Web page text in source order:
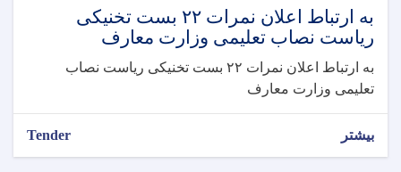
به ارتباط اعلان نمرات ۲۲ بست تخنیکی
ریاست نصاب تعلیمی وزارت معارف
به ارتباط اعلان نمرات ۲۲ بست تخنیکی ریاست نصاب
تعلیمی وزارت معارف
بیشتر Tender